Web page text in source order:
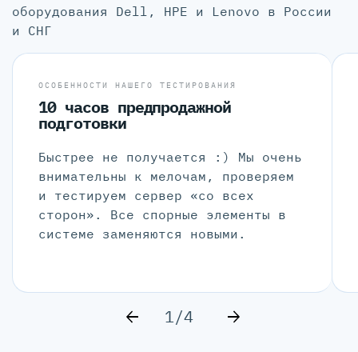
оборудования Dell, HPE и Lenovo в России
и СНГ
ОСОБЕННОСТИ НАШЕГО ТЕСТИРОВАНИЯ
10 часов предпродажной
подготовки
Быстрее не получается :) Мы очень
внимательны к мелочам, проверяем
и тестируем сервер «со всех
сторон». Все спорные элементы в
системе заменяются новыми.
1/4